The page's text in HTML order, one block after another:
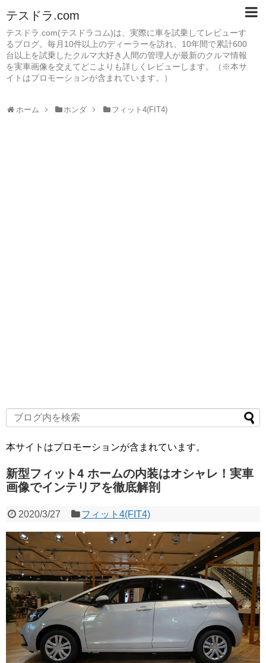
テスドラ.com
テスドラ.com(テスドラコム)は、実際に車を試乗してレビューす
るブログ。毎月10件以上のディーラーを訪れ、10年間で累計600
台以上を試乗したクルマ大好き人間の管理人が最新のクルマ情報
を実車画像を交えてどこよりも詳しくレビューします。（※本サ
イトはプロモーションが含まれています。）
ホーム ホンダ フィット4(FIT4)
本サイトはプロモーションが含まれています。
新型フィット4 ホームの内装はオシャレ！実車
画像でインテリアを徹底解剖
2020/3/27 フィット4(FIT4)